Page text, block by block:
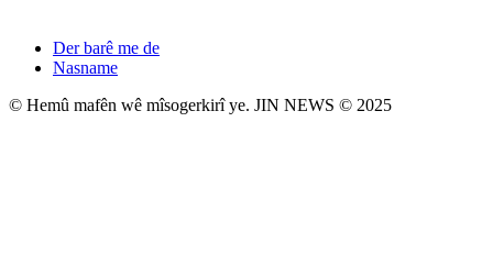
Der barê me de
Nasname
© Hemû mafên wê mîsogerkirî ye. JIN NEWS © 2025